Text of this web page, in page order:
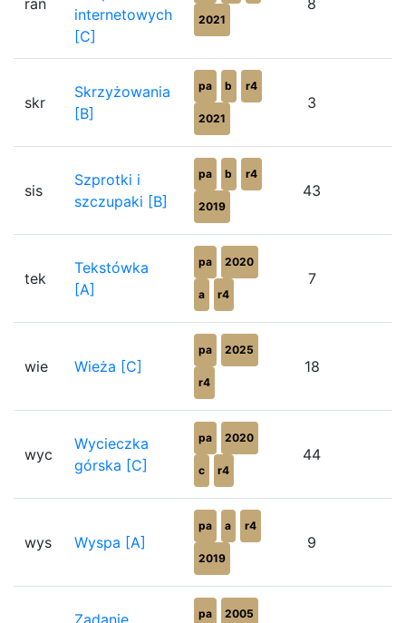
internetowych
[C]
2021
skr
Skrzyżowania
[B]
pa b r4
2021
3
sis
Szprotki i
szczupaki [B]
pa b r4
2019
43
tek
Tekstówka
[A]
pa 2020
a r4
7
wie Wieża [C]
pa 2025
r4
18
wyc
Wycieczka
górska [C]
pa 2020
c r4
44
wys Wyspa [A]
pa a r4
2019
9
Zadanie pa 2005